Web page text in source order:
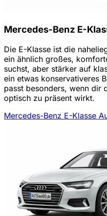
Mercedes-Benz E-
Die E-Klasse ist die
ein ähnlich großes,
suchst, aber stärker auf
ein etwas konservativeres
passt besonders, wenn dir
optisch zu präsent wirkt.
Mercedes-Benz E-Klasse